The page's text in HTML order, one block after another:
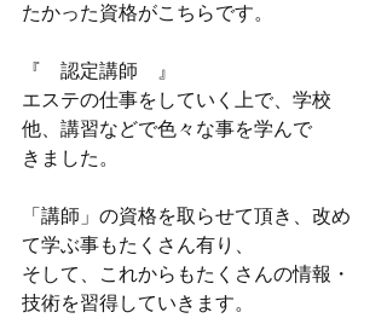
たかった資格がこちらです。
『　認定講師　』
エステの仕事をしていく上で、学校
他、講習などで色々な事を学んで
きました。
「講師」の資格を取らせて頂き、改め
て学ぶ事もたくさん有り、
そして、これからもたくさんの情報・
技術を習得していきます。